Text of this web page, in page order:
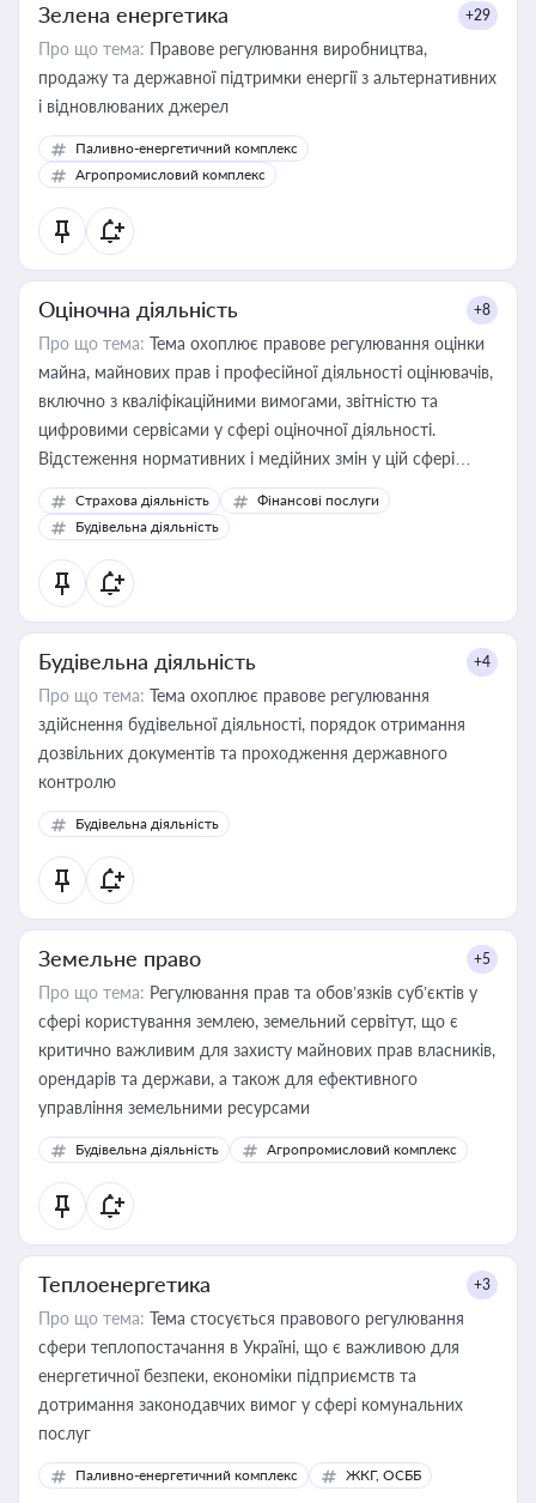
Зелена енергетика +29
Про що тема: Правове регулювання виробництва,
продажу та державної підтримки енергії з альтернативних
і відновлюваних джерел
Паливно-енергетичний комплекс
Агропромисловий комплекс
Оціночна діяльність +8
Про що тема: Тема охоплює правове регулювання оцінки
майна, майнових прав і професійної діяльності оцінювачів,
включно з кваліфікаційними вимогами, звітністю та
цифровими сервісами у сфері оціночної діяльності.
Відстеження нормативних і медійних змін у цій сфері
корисне для власника бізнесу, керівника, юриста або
бухгалтера під час оподаткування, приватизації, оренди
державного майна, корпоративних угод і перевірки
статусу суб'єктів оціночної діяльності
Страхова діяльність
Фінансові послуги
Будівельна діяльність
Будівельна діяльність +4
Про що тема: Тема охоплює правове регулювання
здійснення будівельної діяльності, порядок отримання
дозвільних документів та проходження державного
контролю
Будівельна діяльність
Земельне право +5
Про що тема: Регулювання прав та обов’язків суб’єктів у
сфері користування землею, земельний сервітут, що є
критично важливим для захисту майнових прав власників,
орендарів та держави, а також для ефективного
управління земельними ресурсами
Будівельна діяльність Агропромисловий комплекс
Теплоенергетика +3
Про що тема: Тема стосується правового регулювання
сфери теплопостачання в Україні, що є важливою для
енергетичної безпеки, економіки підприємств та
дотримання законодавчих вимог у сфері комунальних
послуг
Паливно-енергетичний комплекс ЖКГ, ОСББ